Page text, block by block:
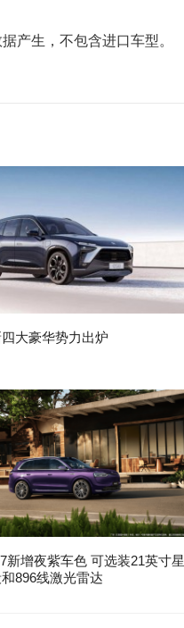
生，不包含进口车型。
大豪华势力出炉
新增夜紫车色 可选装21英寸星
896线激光雷达